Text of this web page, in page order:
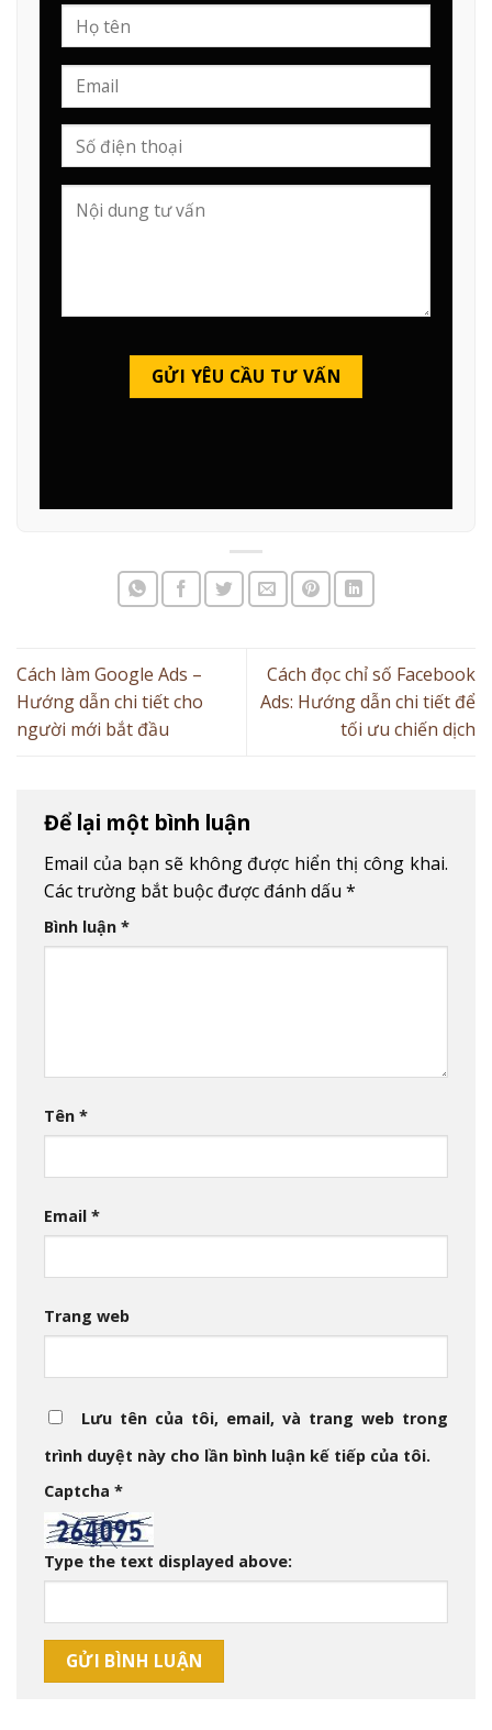
Cách làm Google Ads –
Hướng dẫn chi tiết cho
người mới bắt đầu
Cách đọc chỉ số Facebook
Ads: Hướng dẫn chi tiết để
tối ưu chiến dịch
Để lại một bình luận
Email của bạn sẽ không được hiển thị công khai.
Các trường bắt buộc được đánh dấu *
Bình luận *
Tên *
Email *
Trang web
Lưu tên của tôi, email, và trang web trong
trình duyệt này cho lần bình luận kế tiếp của tôi.
Captcha *
Type the text displayed above: